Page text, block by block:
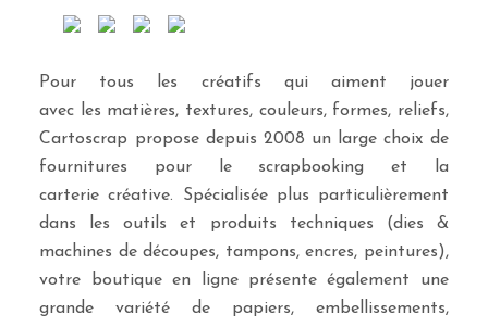
Pour tous les créatifs qui aiment jouer
avec les matières, textures, couleurs, formes, reliefs,
Cartoscrap propose depuis 2008 un large choix de
fournitures pour le scrapbooking et la
carterie créative. Spécialisée plus particulièrement
dans les outils et produits techniques (dies &
machines de découpes, tampons, encres, peintures),
votre boutique en ligne présente également une
grande variété de papiers, embellissements,